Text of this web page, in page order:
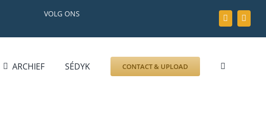
VOLG ONS
ARCHIEF SÉDYK CONTACT & UPLOAD